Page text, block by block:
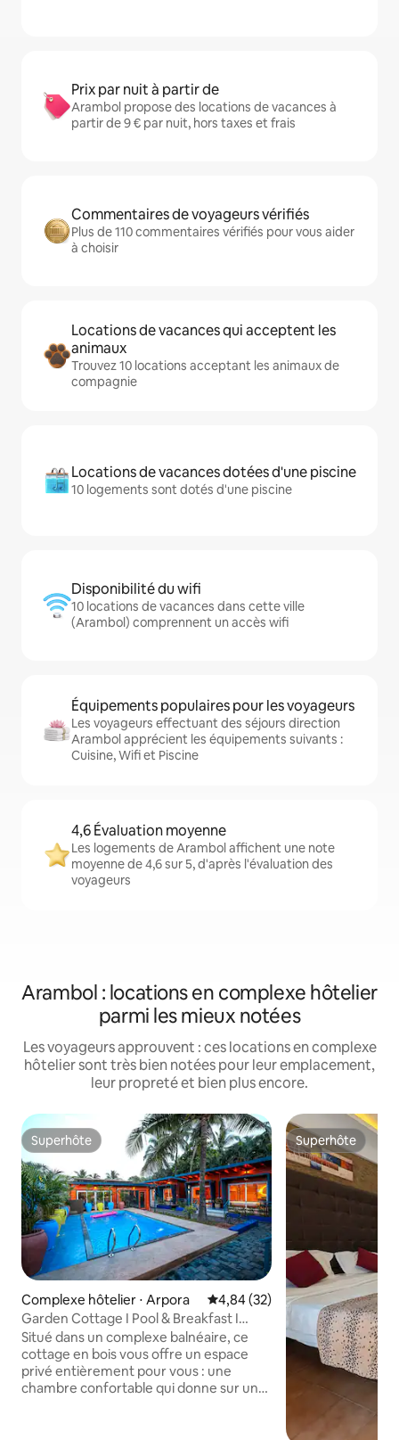
Prix par nuit à partir de
Arambol propose des locations de vacances à
partir de 9 € par nuit, hors taxes et frais
Commentaires de voyageurs vérifiés
Plus de 110 commentaires vérifiés pour vous aider
à choisir
Locations de vacances qui acceptent les
animaux
Trouvez 10 locations acceptant les animaux de
compagnie
Locations de vacances dotées d'une piscine
10 logements sont dotés d'une piscine
Disponibilité du wifi
10 locations de vacances dans cette ville
(Arambol) comprennent un accès wifi
Équipements populaires pour les voyageurs
Les voyageurs effectuant des séjours direction
Arambol apprécient les équipements suivants :
Cuisine, Wifi et Piscine
4,6 Évaluation moyenne
Les logements de Arambol affichent une note
moyenne de 4,6 sur 5, d'après l'évaluation des
voyageurs
Arambol : locations en complexe hôtelier
parmi les mieux notées
Les voyageurs approuvent : ces locations en complexe
hôtelier sont très bien notées pour leur emplacement,
leur propreté et bien plus encore.
Superhôte
Superhôte
Complexe hôtelier ⋅ Arpora Évaluation moyenne sur la
4,84 (32)
Garden Cottage I Pool & Breakfast I
Beach 2 min
Situé dans un complexe balnéaire, ce
cottage en bois vous offre un espace
privé entièrement pour vous : une
chambre confortable qui donne sur un
Superhôte
Superhôte